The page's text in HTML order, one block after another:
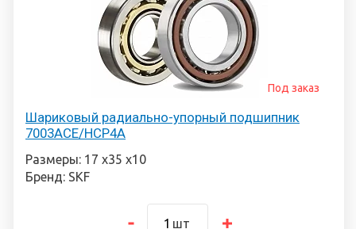
Шариковый радиально-упорный подшипник
7003ACE/HCP4A
Под заказ
Размеры: 17 х35 х10
Бренд: SKF
шт